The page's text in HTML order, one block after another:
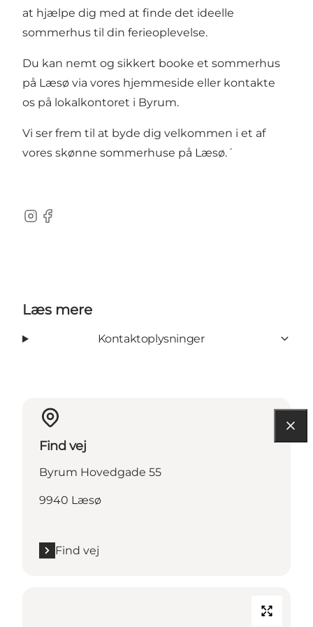
at hjælpe dig med at finde det ideelle
sommerhus til din ferieoplevelse.
Du kan nemt og sikkert booke et sommerhus
på Læsø via vores hjemmeside eller kontakte
os på lokalkontoret i Byrum.
Vi ser frem til at byde dig velkommen i et af
vores skønne sommerhuse på Læsø.´
Instagram
Facebook
Læs mere
Kontaktoplysninger
Find vej
Byrum Hovedgade 55
9940 Læsø
Find vej